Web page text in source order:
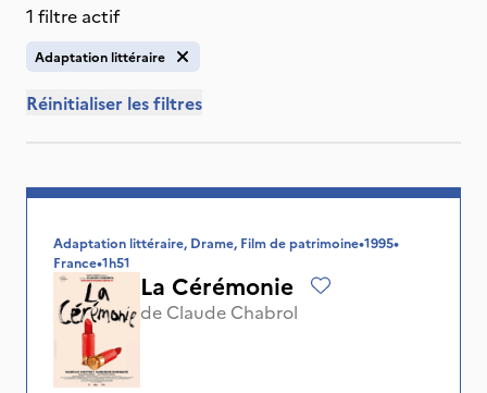
1 filtre actif
Adaptation littéraire
Réinitialiser les filtres
Adaptation littéraire, Drame, Film de patrimoine•1995•
France•1h51
La Cérémonie
de Claude Chabrol